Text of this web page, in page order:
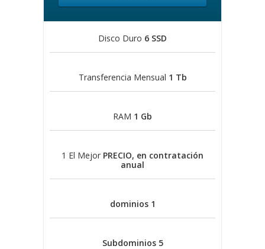
Disco Duro 6 SSD
Transferencia Mensual 1 Tb
RAM 1 Gb
1 El Mejor PRECIO, en contratación
anual
dominios 1
Subdominios 5